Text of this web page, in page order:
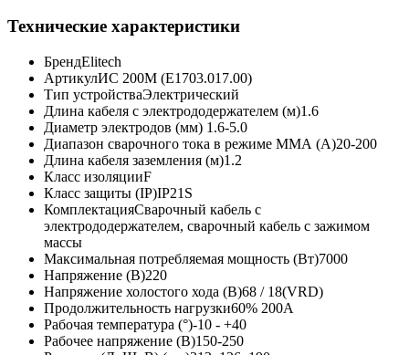
Технические характеристики
БрендElitech
АртикулИС 200М (E1703.017.00)
Тип устройстваЭлектрический
Длина кабеля с электрододержателем (м)1.6
Диаметр электродов (мм) 1.6-5.0
Диапазон сварочного тока в режиме ММА (А)20-200
Длина кабеля заземления (м)1.2
Класс изоляцииF
Класс защиты (IP)IP21S
КомплектацияСварочный кабель с
электрододержателем, сварочный кабель с зажимом
массы
Максимальная потребляемая мощность (Вт)7000
Напряжение (В)220
Напряжение холостого хода (В)68 / 18(VRD)
Продолжительность нагрузки60% 200А
Рабочая температура (°)-10 - +40
Рабочее напряжение (В)150-250